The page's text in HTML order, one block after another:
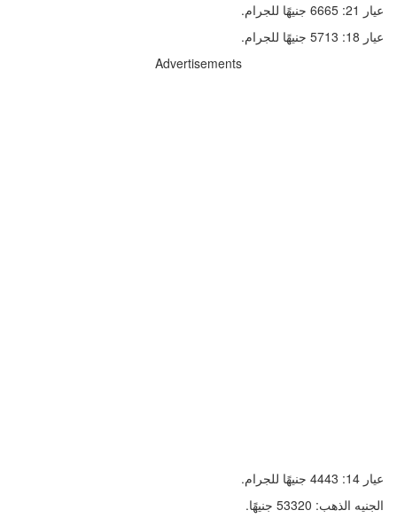
عيار 21: 6665 جنيهًا للجرام.
عيار 18: 5713 جنيهًا للجرام.
Advertisements
عيار 14: 4443 جنيهًا للجرام.
الجنيه الذهب: 53320 جنيهًا.